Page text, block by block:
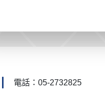
電話：05-2732825